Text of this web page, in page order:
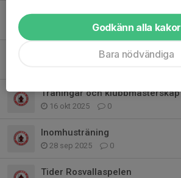
Klubbmästerskapen 2025
12 nov 2025 2
Påminnelse om klubbmästerskap
Träningar och klubbmästerskap
16 okt 2025 0
Inomhusträning
28 sep 2025 0
Tider Rosvallaspelen
Godkänn alla kakor
Bara nödvändiga